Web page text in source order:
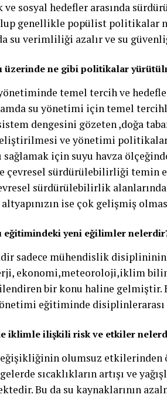
sosyal hedefler arasında
genellikle popülist politikalar
su verimliliği azalır ve su
üzerinde ne gibi politikalar
temel tercih ve
su yönetimi için temel
dengesini gözeten ,doğa
ve yönetimi
sağlamak için suyu havza
çevresel sürdürülebilirliği temin
sürdürülebilirlik alanlarında
ise çok gelişmiş
eğitimindeki yeni eğilimler
sadece mühendislik disiplininin
ekonomi,meteoroloji,iklim
bir konu haline gelmiştir.
eğitiminde disiplinlerarası
iklimle ilişkili risk ve etkiler
olumsuz
sıcaklıkların artışı ve
Bu da su kaynaklarının